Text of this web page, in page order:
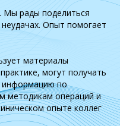
Мы рады поделиться
Опыт помогает
материалы
могут получать
информацию по
методикам операций и
опыте коллег